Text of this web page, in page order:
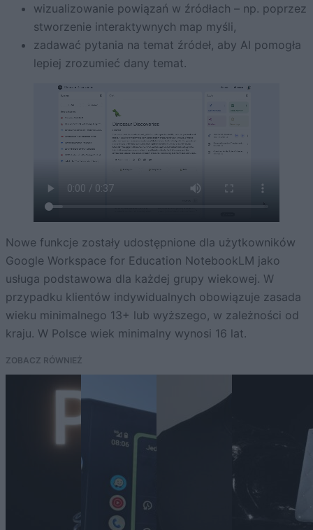
wizualizowanie powiązań w źródłach – np. poprzez
stworzenie interaktywnych map myśli,
zadawać pytania na temat źródeł, aby AI pomogła
lepiej zrozumieć dany temat.
Nowe funkcje zostały udostępnione dla użytkowników
Google Workspace for Education NotebookLM jako
usługa podstawowa dla każdej grupy wiekowej. W
przypadku klientów indywidualnych obowiązuje zasada
wieku minimalnego 13+ lub wyższego, w zależności od
kraju. W Polsce wiek minimalny wynosi 16 lat.
ZOBACZ RÓWNIEŻ